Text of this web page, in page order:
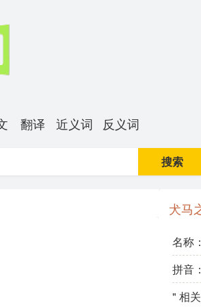
翻译 近义词 反义词
搜索
犬马
名称
拼音
" 相